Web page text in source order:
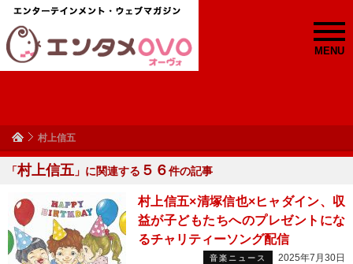
MENU
村上信五
「村上信五 」に関連する ５６件の記事
村上信五×清塚信也×ヒャダイン、収
益が子どもたちへのプレゼントにな
るチャリティーソング配信
音楽ニュース 2025年7月30日